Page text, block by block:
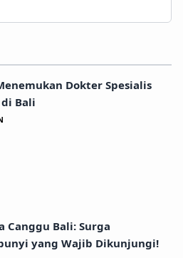
Dokter Spesialis
Bali
Canggu Bali: Surga
yang Wajib Dikunjungi!